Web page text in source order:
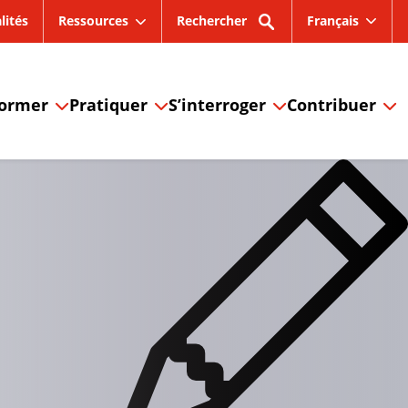
Ressources Rechercher Français
Pratiquer S’interroger Contribuer